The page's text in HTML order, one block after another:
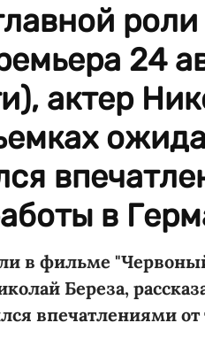
24
актер
в
в фильме
Береза,
впечатлениями